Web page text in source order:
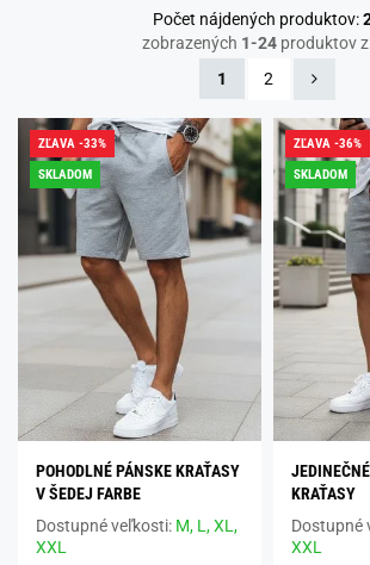
Počet nájdených produktov:
zobrazených 1-24 produktov
1
2
ZĽAVA -33%
SKLADOM
POHODLNÉ PÁNSKE KRAŤASY
V ŠEDEJ FARBE
Dostupné veľkosti: M, L,XL,
XXL
ZĽAVA -36%
SKLADOM
KRAŤASY
Dostupné
XXL